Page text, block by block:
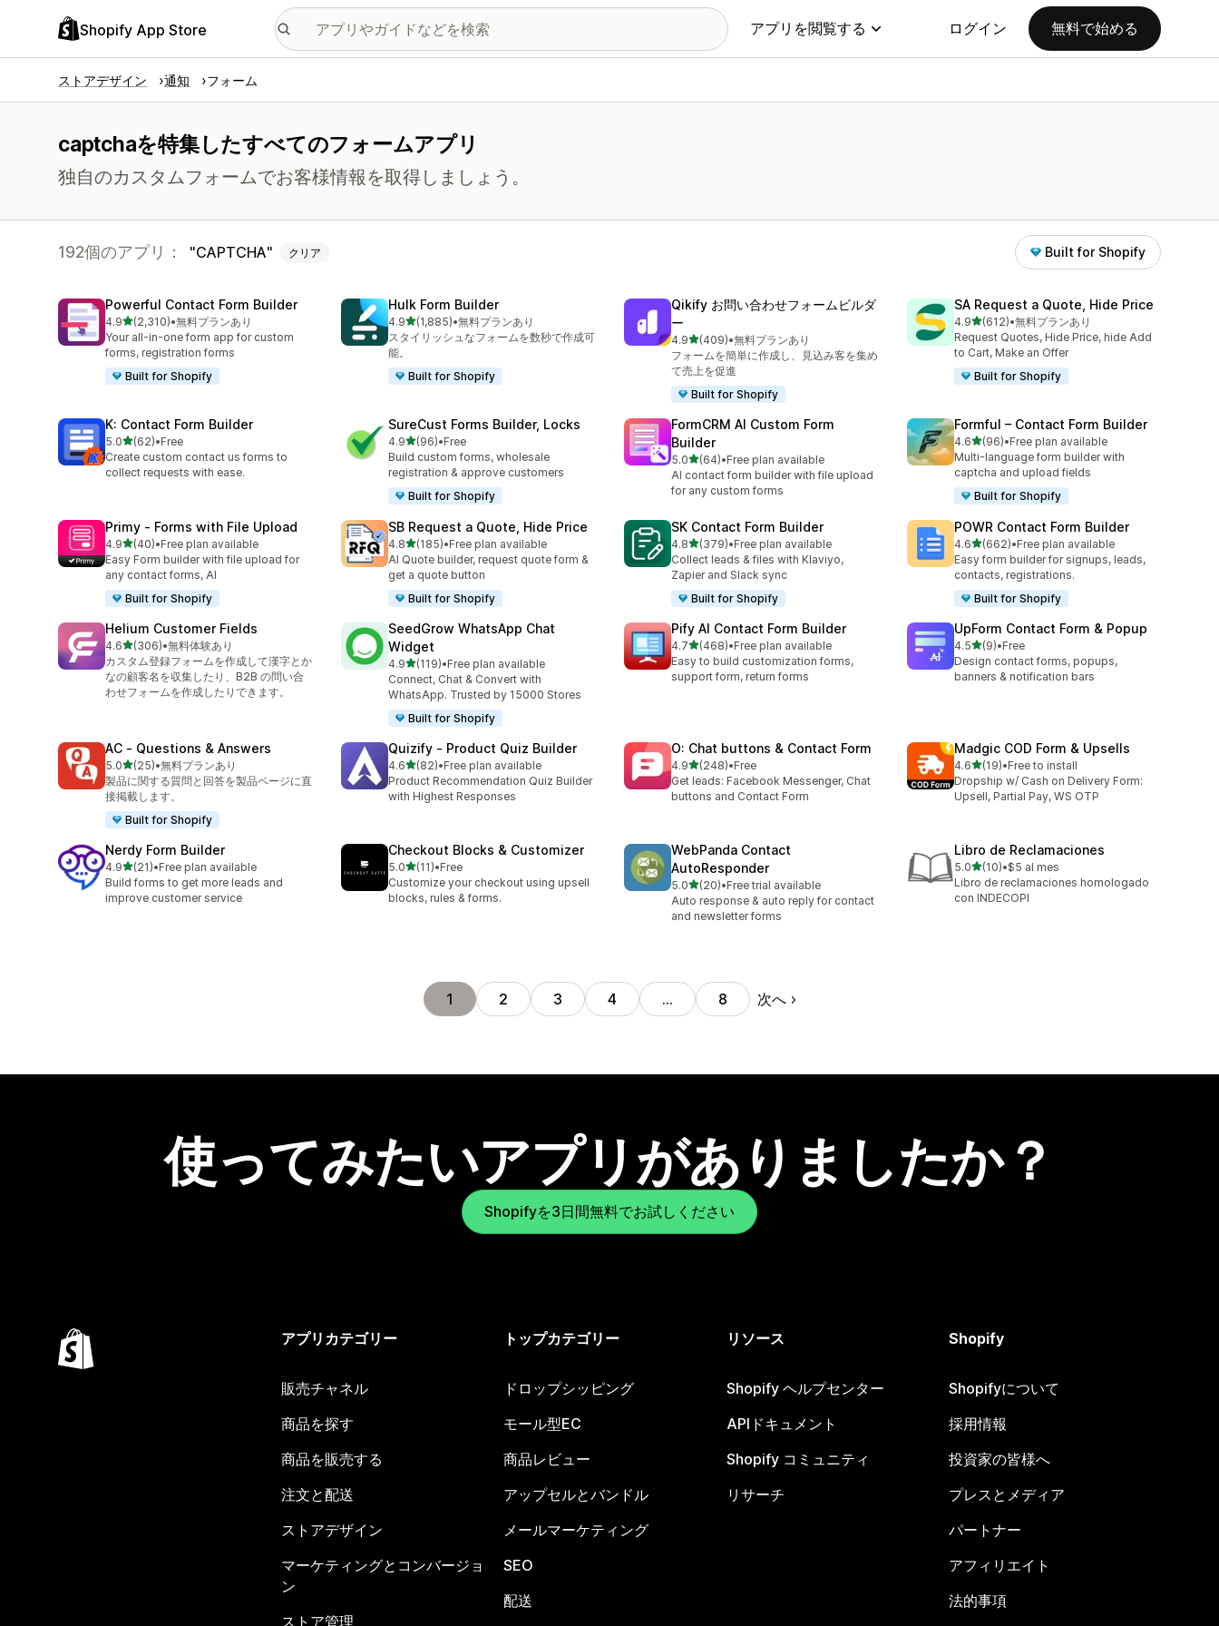
Shopify App Store アプリを閲覧する ログイン 無料で始める
ストアデザイン 通知 フォーム
captchaを特集したすべてのフォームアプリ
独自のカスタムフォームでお客様情報を取得しましょう。
192個のアプリ： CAPTCHA クリア Built for Shopify
Powerful Contact Form Builder
4.95つ星中
(2,310)
合計レビュー数：2310件
•無料プランあり
Your all-in-one form app for custom
forms, registration forms
Built for Shopify
Hulk Form Builder
4.95つ星中
(1,885)
合計レビュー数：1885件
•無料プランあり
スタイリッシュなフォームを数秒で作成可
能。
Built for Shopify
Qikify お問い合わせフォームビルダ
ー
4.95つ星中
(409)
合計レビュー数：409件
•無料プランあり
フォームを簡単に作成し、見込み客を集め
て売上を促進
Built for Shopify
SA Request a Quote, Hide Price
4.95つ星中
(612)
合計レビュー数：612件
•無料プランあり
Request Quotes, Hide Price, hide Add
to Cart, Make an Offer
Built for Shopify
K: Contact Form Builder
5.05つ星中
(62)
合計レビュー数：62件
•Free
Create custom contact us forms to
collect requests with ease.
SureCust Forms Builder, Locks
4.95つ星中
(96)
合計レビュー数：96件
•Free
Build custom forms, wholesale
registration & approve customers
Built for Shopify
FormCRM AI Custom Form
Builder
5.05つ星中
(64)
合計レビュー数：64件
•Free plan available
AI contact form builder with file upload
for any custom forms
Formful – Contact Form Builder
4.65つ星中
(96)
合計レビュー数：96件
•Free plan available
Multi-language form builder with
captcha and upload fields
Built for Shopify
Primy ‑ Forms with File Upload
4.95つ星中
(40)
合計レビュー数：40件
•Free plan available
Easy Form builder with file upload for
any contact forms, AI
Built for Shopify
SB Request a Quote, Hide Price
4.85つ星中
(185)
合計レビュー数：185件
•Free plan available
AI Quote builder, request quote form &
get a quote button
Built for Shopify
SK Contact Form Builder
4.85つ星中
(379)
合計レビュー数：379件
•Free plan available
Collect leads & files with Klaviyo,
Zapier and Slack sync
Built for Shopify
POWR Contact Form Builder
4.65つ星中
(662)
合計レビュー数：662件
•Free plan available
Easy form builder for signups, leads,
contacts, registrations.
Built for Shopify
Helium Customer Fields
4.65つ星中
(306)
合計レビュー数：306件
•無料体験あり
カスタム登録フォームを作成して漢字とか
なの顧客名を収集したり、B2B の問い合
わせフォームを作成したりできます。
SeedGrow WhatsApp Chat
Widget
4.95つ星中
(119)
合計レビュー数：119件
•Free plan available
Connect, Chat & Convert with
WhatsApp. Trusted by 15000 Stores
Built for Shopify
Pify AI Contact Form Builder
4.75つ星中
(468)
合計レビュー数：468件
•Free plan available
Easy to build customization forms,
support form, return forms
UpForm Contact Form & Popup
4.55つ星中
(9)
合計レビュー数：9件
•Free
Design contact forms, popups,
banners & notification bars
AC ‑ Questions & Answers
5.05つ星中
(25)
合計レビュー数：25件
•無料プランあり
製品に関する質問と回答を製品ページに直
接掲載します。
Built for Shopify
Quizify ‑ Product Quiz Builder
4.65つ星中
(82)
合計レビュー数：82件
•Free plan available
Product Recommendation Quiz Builder
with Highest Responses
O: Chat buttons & Contact Form
4.95つ星中
(248)
合計レビュー数：248件
•Free
Get leads: Facebook Messenger, Chat
buttons and Contact Form
Madgic COD Form & Upsells
4.65つ星中
(19)
合計レビュー数：19件
•Free to install
Dropship w/ Cash on Delivery Form:
Upsell, Partial Pay, WS OTP
Nerdy Form Builder
4.95つ星中
(21)
合計レビュー数：21件
•Free plan available
Build forms to get more leads and
improve customer service
Checkout Blocks & Customizer
5.05つ星中
(11)
合計レビュー数：11件
•Free
Customize your checkout using upsell
blocks, rules & forms.
WebPanda Contact
AutoResponder
5.05つ星中
(20)
合計レビュー数：20件
•Free trial available
Auto response & auto reply for contact
and newsletter forms
Libro de Reclamaciones
5.05つ星中
(10)
合計レビュー数：10件
•$5 al mes
Libro de reclamaciones homologado
con INDECOPI
1 2 3 4 … 8 次へ
使ってみたいアプリがありましたか？
Shopifyを3日間無料でお試しください
アプリカテゴリー
販売チャネル
商品を探す
商品を販売する
注文と配送
ストアデザイン
マーケティングとコンバージョ
ン
ストア管理
トップカテゴリー
ドロップシッピング
モール型EC
商品レビュー
アップセルとバンドル
メールマーケティング
SEO
配送
リソース
Shopify ヘルプセンター
APIドキュメント
Shopify コミュニティ
リサーチ
Shopify
Shopifyについて
採用情報
投資家の皆様へ
プレスとメディア
パートナー
アフィリエイト
法的事項